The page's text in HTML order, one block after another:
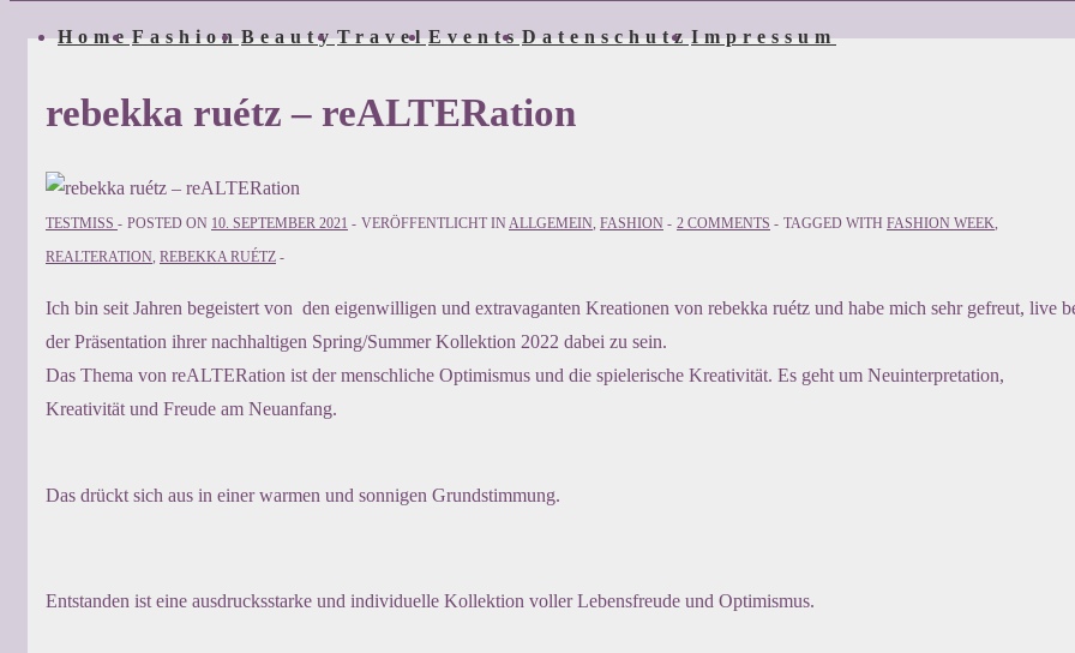
HomeFashionBeautyTravelEventsDatenschutzImpressum
rebekka ruétz – reALTERation
TESTMISS POSTED ON 10. SEPTEMBER 2021 VERÖFFENTLICHT IN ALLGEMEIN FASHION 2 COMMENTS TAGGED WITH FASHION WEEK
REALTERATION REBEKKA RUÉTZ
Ich bin seit Jahren begeistert von den eigenwilligen und extravaganten Kreationen von rebekka ruétz und habe mich sehr gefreut, live
der Präsentation ihrer nachhaltigen Spring/Summer Kollektion 2022 dabei zu sein.
Das Thema von reALTERation ist der menschliche Optimismus und die spielerische Kreativität. Es geht um Neuinterpretation,
Kreativität und Freude am Neuanfang.
Das drückt sich aus in einer warmen und sonnigen Grundstimmung.
Entstanden ist eine ausdrucksstarke und individuelle Kollektion voller Lebensfreude und Optimismus.